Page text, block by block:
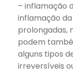
– inflamação
inflamação
prolongadas,
podem
alguns tipos
irreversíveis